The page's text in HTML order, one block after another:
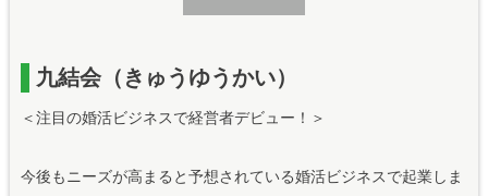
九結会（きゅうゆうかい）
＜注目の婚活ビジネスで経営者デビュー！＞
今後もニーズが高まると予想されている婚活ビジネスで起業しま